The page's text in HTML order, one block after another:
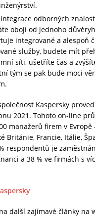
odborných
obojí od jednoho
integrované a alespoň
služby, budete mít
síti, ušetříte čas a
tým se pak bude moci
Kaspersky
2021. Tohoto on-line
manažerů firem v Evropě
Británie, Francie, Itálie,
respondentů je
a 38 % ve firmách s
další zajímavé články na